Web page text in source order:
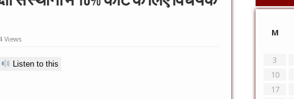
Views
Listen to this
M
3
10
17